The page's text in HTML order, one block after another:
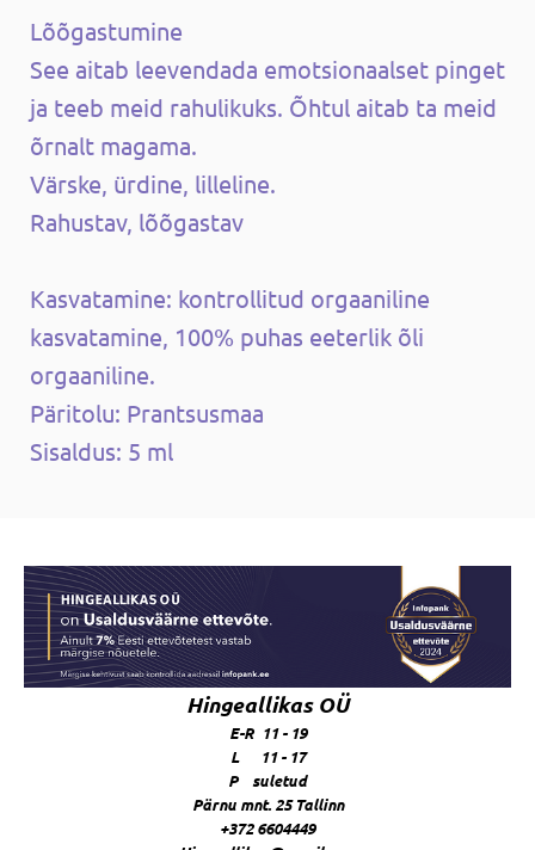
Lõõgastumine
See aitab leevendada emotsionaalset pinget
ja teeb meid rahulikuks. Õhtul aitab ta meid
õrnalt magama.
Värske, ürdine, lilleline.
Rahustav, lõõgastav
Kasvatamine: kontrollitud orgaaniline
kasvatamine, 100% puhas eeterlik õli
orgaaniline.
Päritolu: Prantsusmaa
Sisaldus: 5 ml
Hingeallikas OÜ
E-R 11 - 19
L 11 - 17
P suletud
Pärnu mnt. 25 Tallinn
+372 6604449